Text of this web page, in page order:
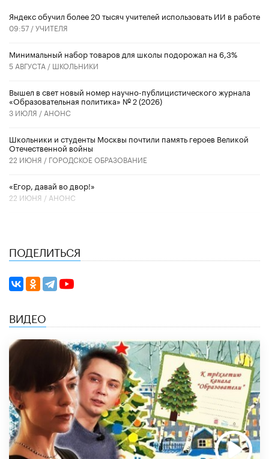
​Яндекс обучил более 20 тысяч учителей использовать ИИ в работе
09:57 /УЧИТЕЛЯ
Минимальный набор товаров для школы подорожал на 6,3%
5 АВГУСТА / ШКОЛЬНИКИ
Вышел в свет новый номер научно-публицистического журнала
«Образовательная политика» № 2 (2026)
3 ИЮЛЯ / АНОНС
Школьники и студенты Москвы почтили память героев Великой
Отечественной войны
22 ИЮНЯ / ГОРОДСКОЕ ОБРАЗОВАНИЕ
«Егор, давай во двор!»
22 ИЮНЯ / АНОНС
ПОДЕЛИТЬСЯ
ВИДЕО